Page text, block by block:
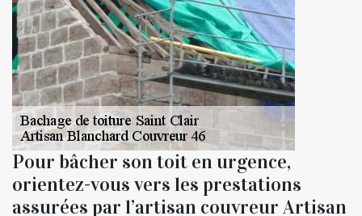
Pour bâcher son toit en urgence,
orientez-vous vers les prestations
assurées par l’artisan couvreur Artisan